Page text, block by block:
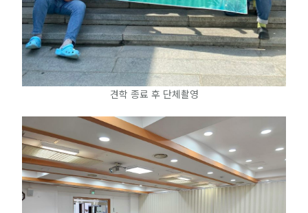
견학 종료 후 단체촬영